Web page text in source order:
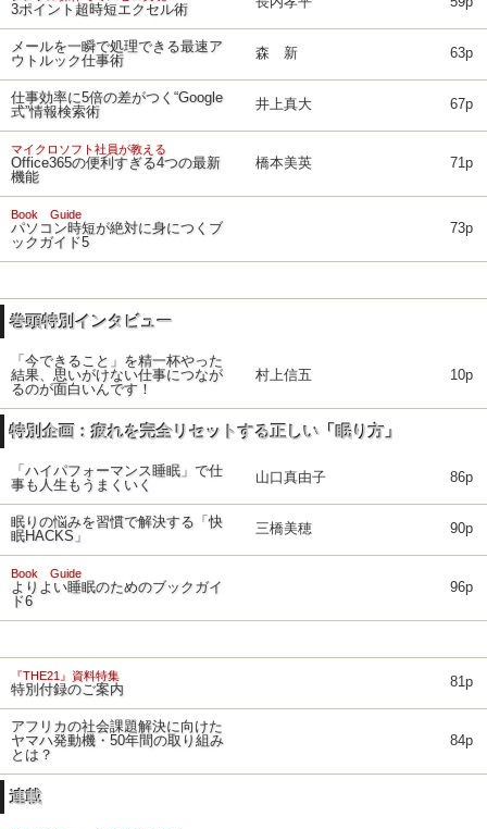
3ポイント超時短エクセル術
メールを一瞬で処理できる最速ア
ウトルック仕事術
森 新 63p
仕事効率に5倍の差がつく“Google
式”情報検索術
井上真大 67p
マイクロソフト社員が教える
Office365の便利すぎる4つの最新
機能
橋本美英 71p
Book Guide
パソコン時短が絶対に身につくブ
ックガイド5
73p
巻頭特別インタビュー
「今できること」を精一杯やった
結果、思いがけない仕事につなが
るのが面白いんです！
村上信五 10p
特別企画：疲れを完全リセットする正しい「眠り方」
「ハイパフォーマンス睡眠」で仕
事も人生もうまくいく
山口真由子 86p
眠りの悩みを習慣で解決する「快
眠HACKS」
三橋美穂 90p
Book Guide
よりよい睡眠のためのブックガイ
ド6
96p
『THE21』資料特集
特別付録のご案内 81p
アフリカの社会課題解決に向けた
ヤマハ発動機・50年間の取り組み
とは？
84p
連載